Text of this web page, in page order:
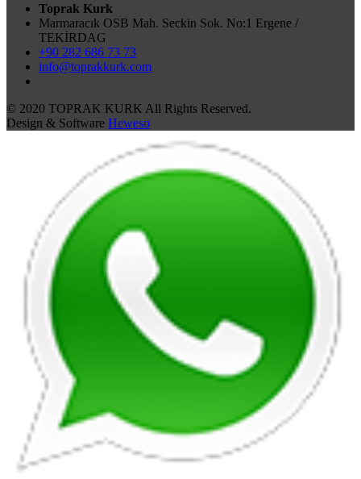
Toprak Kurk
Marmaracık OSB Mah. Seckin Sok. No:1 Ergene /
TEKİRDAG
+90 282 686 73 73
info@toprakkurk.com
© 2020 TOPRAK KURK All Rights Reserved.
Design & Software Heweso